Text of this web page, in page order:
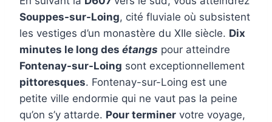
Souppes-sur-Loing, cité fluviale où subsistent
les vestiges d’un monastère du XIIe siècle. Dix
minutes le long des étangs pour atteindre
Fontenay-sur-Loing sont exceptionnellement
pittoresques. Fontenay-sur-Loing est une
petite ville endormie qui ne vaut pas la peine
qu’on s’y attarde. Pour terminer votre voyage,